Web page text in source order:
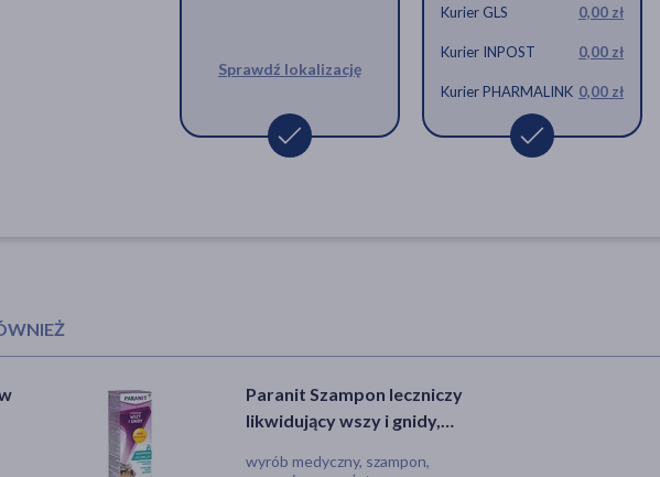
Zestaw DimetinoX, szampon przeciwko wszom, 100 ml +
grzebień GRATIS
25,00 zł
Sprawdź lokalizację
Kurier GLS 0,00 zł
Kurier INPOST 0,00 zł
Kurier PHARMALINK 0,00 zł
Paranit Szampon leczniczy
likwidujący wszy i gnidy,
wyrób medyczny, szampon,
Nyda Express, aerozol
przeciw wszom i gnidom,
wyrób medyczny, aerozol,